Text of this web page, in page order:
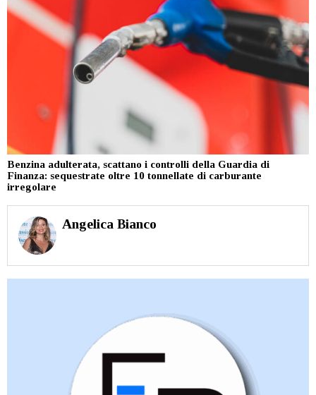
Benzina adulterata, scattano i controlli della Guardia di
Finanza: sequestrate oltre 10 tonnellate di carburante
irregolare
Angelica Bianco